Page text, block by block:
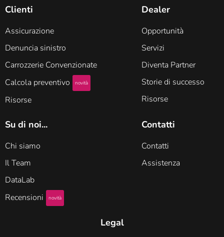
Clienti
Assicurazione
Denuncia sinistro
Carrozzerie Convenzionate
Calcola preventivo
novità
Risorse
Dealer
Opportunità
Servizi
Diventa Partner
Storie di successo
Risorse
Su di noi...
Chi siamo
Il Team
DataLab
Recensioni
novità
Contatti
Contatti
Assistenza
Legal